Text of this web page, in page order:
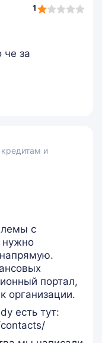
1
1,0
че за
и
с
нужно
портал,
организации.
есть тут: